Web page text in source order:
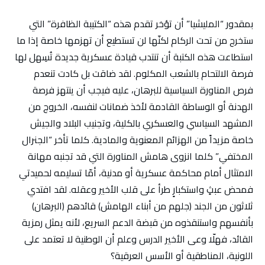
بمقدور “المليشيا” أن تؤخر تقدم هذه “الكتيبة الظافرة” التي
ستخرج من تحت الركام لكنّها لن تستطيع أن تهزمها خاصة إذا ما
استطاعت هذه الكتبة أن تنتدب قيادة عسكرية جديدة تُسِهل لها
فرصة الالتحام بالشعب المكلوم. لقد ضاقت بل كادت تنعدم
فرص المناورة السياسية للبرهان، عليه فيجب أن ينتهز فرصة
الهدنة أو الوساطة القادمة لأخذ ضمانات لنفسه، الخروج من
المشهد السياسي والعسكري بالكلية، وتجنيب البلاد والجيش
خاصة مزيداً من الهزائم المعنوية والمادية. كلما تأخر “الجنرال
المختفي” كلما انزوى هامش المناورة التي قد تجنبه مهانة
الامتثال أمام محاكمة عسكرية أو مدنية، أمّا تسليمه لحميدتي
فمحض عبثٍ واستكبارٍ طرأ على قلب الأخير وعقله. لقد افتدي
ثلاثون من الجند (جلهم من أبناء الهامش) قائدهم (البرهان)
بأنفسهم واستنقذوه من قبضة الدعم السريع، لأنه يمثل رمزية
القائد، فهلّا وعى الأخير الدرس وعلم أن الوطنية لا تعتمد على
اللونية، المناطقية أو الأسس العرقية؟